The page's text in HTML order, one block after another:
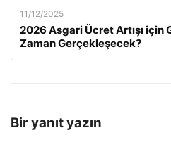
11/12/2025
2026 Asgari Ücret Artışı için
Zaman Gerçekleşecek?
Bir yanıt yazın